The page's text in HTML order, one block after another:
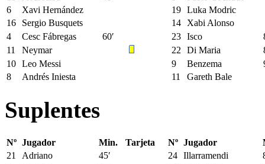
6
Xavi Hernández 19 Luka Modric
16
Sergio Busquets 14
Xabi Alonso
4
Cesc Fábregas 60′ 23 Isco
11
Neymar 22 Di Maria
10 Leo Messi 9 Benzema
8
Andrés Iniesta 11 Gareth Bale
Suplentes
Nº Jugador Min. Tarjeta Nº Jugador
21
Adriano 45′ 24 Illarramendi